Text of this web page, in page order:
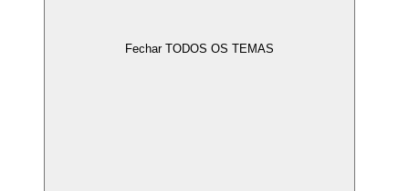
Fechar TODOS OS TEMAS